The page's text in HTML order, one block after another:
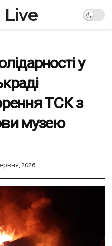
Live
у
ТСК з
музею
2026